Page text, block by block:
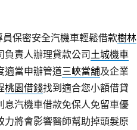
保密安全汽機車輕鬆借款樹林
責人辦理貸款公司 土城機車
適當申辦管道三峽當舖及企業
桃園借錢找到適合您小額借貸
息汽機車借款免保人免留車優
力將會影響醫師幫助掉頭髮原